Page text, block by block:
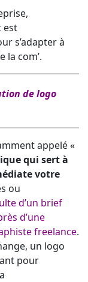
est
s’adapter à
la com’.
de logo
appelé «
qui sert à
votre
ou
d’un brief
d’une
freelance.
un logo
pour